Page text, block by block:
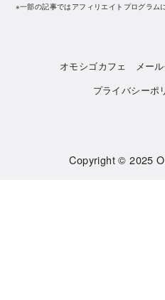
※一部の記事ではアフィリエイトプログラム
オモシゴカフェ メー
プライバシーポ
Copyright © 2025